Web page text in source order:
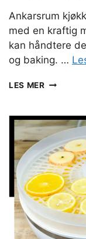
Ankarsrum
med en kraftig
kan håndtere
og baking. …
LES MER
BESTE
I
2026